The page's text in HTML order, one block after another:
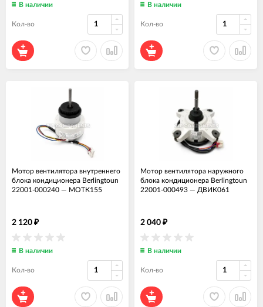
В наличии
Кол-во
В наличии
Кол-во
Мотор вентилятора внутреннего
блока кондиционера Berlingtoun
22001-000240 — МОТК155
2 120 ₽
В наличии
Кол-во
Мотор вентилятора наружного
блока кондиционера Berlingtoun
22001-000493 — ДВИК061
2 040 ₽
В наличии
Кол-во